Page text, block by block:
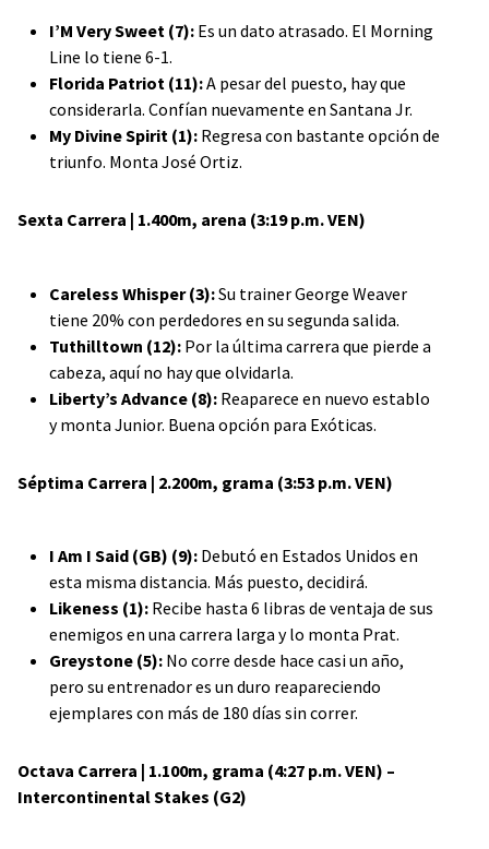
I’M Very Sweet (7): Es un dato atrasado. El Morning
Line lo tiene 6-1.
Florida Patriot (11):A pesar del puesto, hay que
considerarla. Confían nuevamente en Santana Jr.
My Divine Spirit (1):Regresa con bastante opción de
triunfo. Monta José Ortiz.
Sexta Carrera | 1.400m, arena (3:19 p.m. VEN)
Careless Whisper (3):Su trainer George Weaver
tiene 20% con perdedores en su segunda salida.
Tuthilltown (12):Por la última carrera que pierde a
cabeza, aquí no hay que olvidarla.
Liberty’s Advance (8):Reaparece en nuevo establo
y monta Junior. Buena opción para Exóticas.
Séptima Carrera | 2.200m, grama (3:53 p.m. VEN)
I Am I Said (GB) (9): Debutó en Estados Unidos en
esta misma distancia. Más puesto, decidirá.
Likeness (1):Recibe hasta 6 libras de ventaja de sus
enemigos en una carrera larga y lo monta Prat.
Greystone (5):No corre desde hace casi un año,
pero su entrenador es un duro reapareciendo
ejemplares con más de 180 días sin correr.
Octava Carrera | 1.100m, grama (4:27 p.m. VEN) –
Intercontinental Stakes (G2)